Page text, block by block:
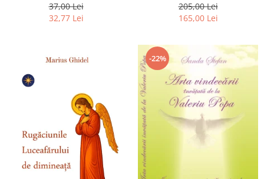
catre fericire
37,00 Lei
32,77 Lei
obtinem puteri
extrasenzoriale - cu exercitii
205,00 Lei
165,00 Lei
-22%